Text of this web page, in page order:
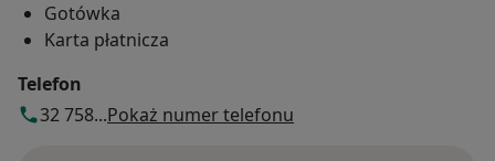
Gotówka
Karta płatnicza
Telefon
32 758...Pokaż numer telefonu